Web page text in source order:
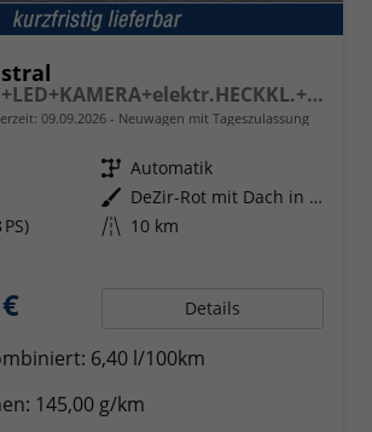
Techno NAVI+LED+KAMERA+elektr.HECKKL.+19"LM
09.09.2026 Neuwagen mit Tageszulassung
Getriebe Automatik
Außenfarbe
DeZir-Rot mit Dach in Black-Pearl-Schwarz
Kilometerstand 10 km
Details
6,40 l/100km
145,00 g/km